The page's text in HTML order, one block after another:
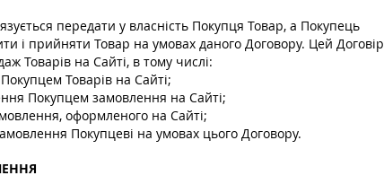
передати у власність Покупця Товар, а Покупець
і прийняти Товар на умовах даного Договору. Цей Договір
Товарів на Сайті, в тому числі:
Товарів на Сайті;
Покупцем замовлення на Сайті;
оформленого на Сайті;
Покупцеві на умовах цього Договору.